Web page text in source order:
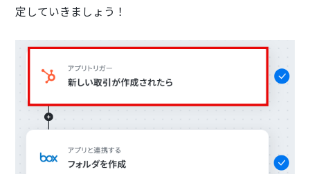
定していきましょう！